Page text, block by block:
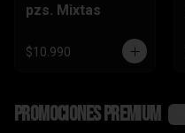
pzs. Mixtas
$10.990
Promociones Premium